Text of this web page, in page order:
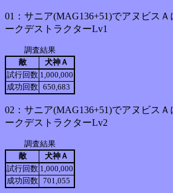
01：サニア(MAG136+51)でアヌビスＡ
ークデストラクターLv1
調査結果
敵
犬神Ａ
試行回数 1,000,000
成功回数 650,683
02：サニア(MAG136+51)でアヌビスＡ
ークデストラクターLv2
調査結果
敵
犬神Ａ
試行回数 1,000,000
成功回数 701,055